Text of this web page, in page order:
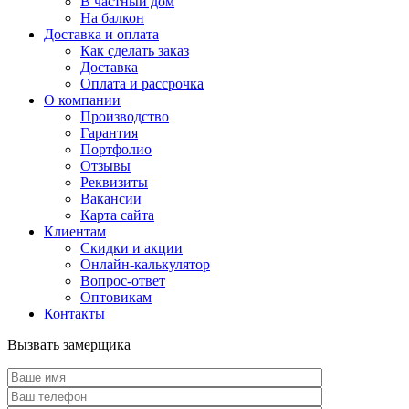
На балкон
Доставка и оплата
Как сделать заказ
Доставка
Оплата и рассрочка
О компании
Производство
Гарантия
Портфолио
Отзывы
Реквизиты
Вакансии
Карта сайта
Клиентам
Скидки и акции
Онлайн-калькулятор
Вопрос-ответ
Оптовикам
Контакты
Вызвать замерщика